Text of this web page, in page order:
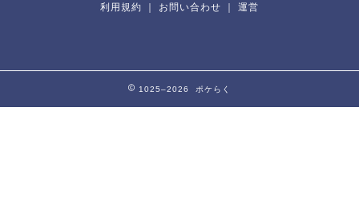
利用規約 ｜ お問い合わせ ｜ 運営
1025–2026 ポケらく